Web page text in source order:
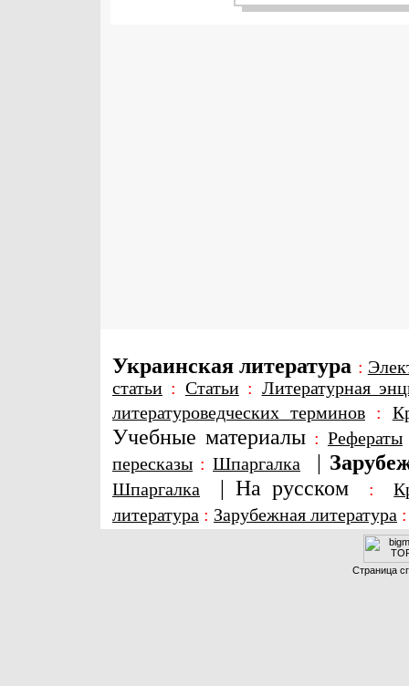
Украинская литература :
статьи : Статьи: Литературная
литературоведческих терминов:
Учебные материалы : Рефераты
пересказы : Шпаргалка |
Шпаргалка | На русском :
литература : Зарубежная литература
Страница